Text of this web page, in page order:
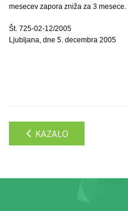
mesecev zapora zniža za 3 mesece.
Št. 725-02-12/2005
Ljubljana, dne 5. decembra 2005
KAZALO